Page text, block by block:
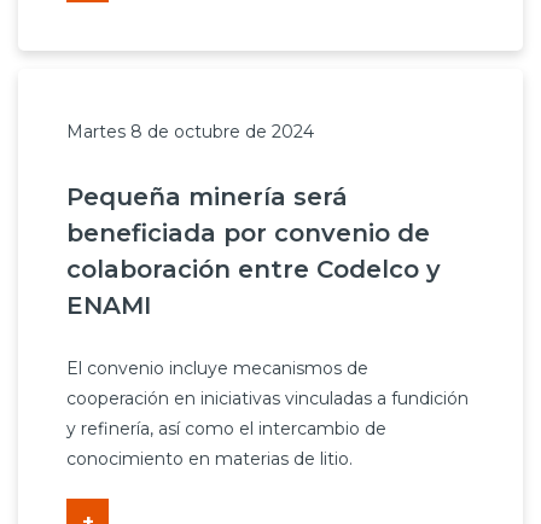
Martes 8 de octubre de 2024
Pequeña minería será
beneficiada por convenio de
colaboración entre Codelco y
ENAMI
El convenio incluye mecanismos de
cooperación en iniciativas vinculadas a fundición
y refinería, así como el intercambio de
conocimiento en materias de litio.